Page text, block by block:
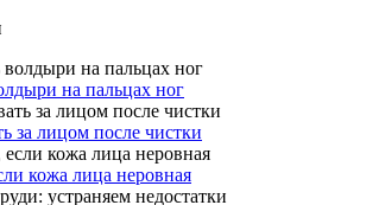
на пальцах ног
за лицом после чистки
кожа лица неровная